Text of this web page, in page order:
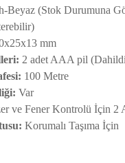
Beyaz (Stok Durumuna
mm
2 adet AAA pil
100 Metre
Var
ve Fener Kontrolü İçin 2
Korumalı Taşıma İçin